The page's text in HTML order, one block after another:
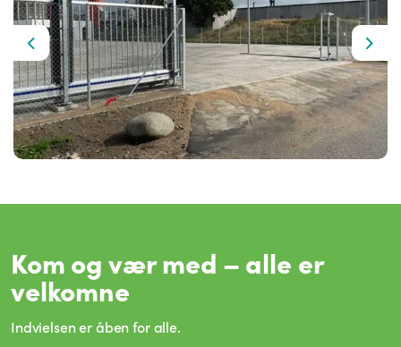
Previous Next
Kom og vær med – alle er
velkomne
Indvielsen er åben for alle.